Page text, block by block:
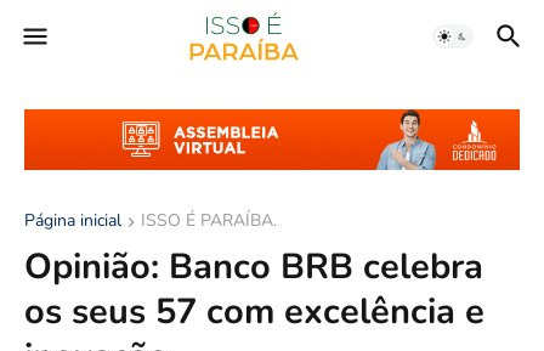
Página inicial ISSO É PARAÍBA.
Opinião: Banco BRB celebra
os seus 57 com excelência e